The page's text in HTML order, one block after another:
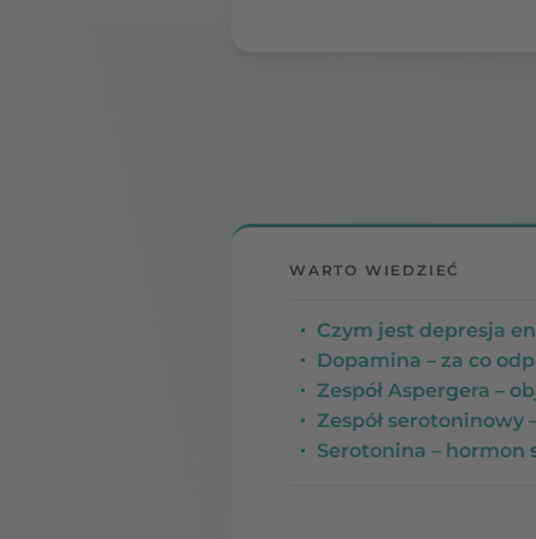
WARTO WIEDZIEĆ
Czym jest depresja
Dopamina – za co
Zespół Aspergera –
Zespół serotoninowy
Serotonina – hormon